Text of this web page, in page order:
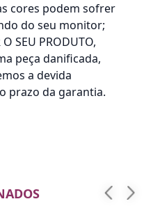
cores podem sofrer
do seu monitor;
SEU PRODUTO,
peça danificada,
a devida
prazo da garantia.